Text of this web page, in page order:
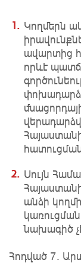
Կողմերն
ավարտից
որևէ
փոխադարձ
Սույն
անձի
նախագիծ
Հոդված 7.